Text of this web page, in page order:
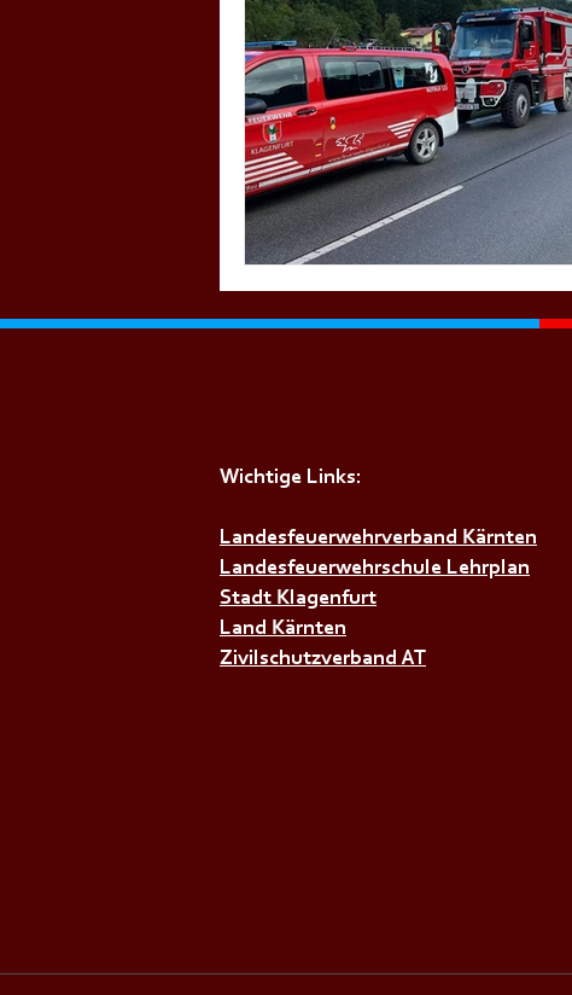
Wichtige Links:
Landesfeuerwehrverband Kärnten
Landesfeuerwehrschule Lehrplan
Stadt Klagenfurt
Land Kärnten
Zivilschutzverband AT